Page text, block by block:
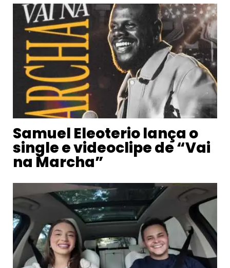
Samuel Eleoterio lança o
single e videoclipe de “Vai
na Marcha”